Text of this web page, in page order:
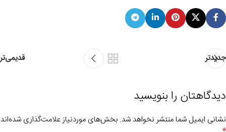
جدیدتر قدیمی‌تر
دیدگاهتان را بنویسید
نشانی ایمیل شما منتشر نخواهد شد. بخش‌های موردنیاز علامت‌گذاری شده‌اند